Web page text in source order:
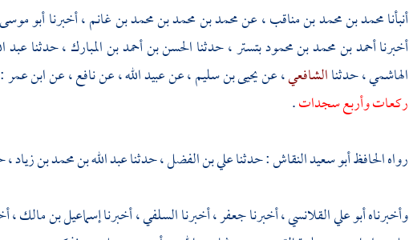
أنبأنامحمد بن محمد بن مناقب، عنمحمد بن محمد بن محمد بن غانم، أخبرناأبو
أخبرناأحمد بن محمد بن محمودبتستر، حدثناالحسن بن أحمد بن المبارك، حدثناعبد
الهاشمي، حدثناالشافعي، عنيحيى بن سليم، عنعبيد الله، عننافع، عنابن عمر:
ركعات وأربع سجدات.
رواهالحافظ أبو سعيد النقاش: حدثناعلي بن الفضل، حدثناعبد الله بن محمد بن زياد،
وأخبرناهأبو علي القلانسي، أخبرناجعفر، أخبرناالسلفي، أخبرناإسماعيل بن مالك،